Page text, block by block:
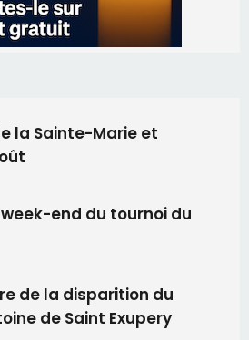
end du tournoi du
de la disparition du
de Saint Exupery
concert gratuit jeudi soir
en concert ce soir
à la Cathédrale